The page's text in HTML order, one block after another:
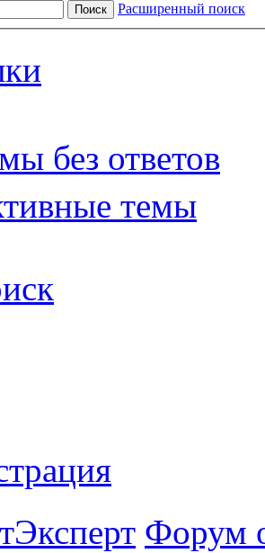
Поиск Расширенный поиск
без ответов
темы
Форум